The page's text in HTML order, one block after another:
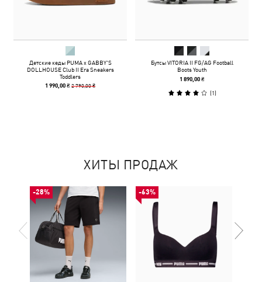
Детские кеды PUMA x GABBY'S
DOLLHOUSE Club II Era Sneakers
Toddlers
1 990,00 ₴2 790,00 ₴
Бутсы VITORIA II FG/AG Football
Boots Youth
1 890,00 ₴
(1)
ХИТЫ ПРОДАЖ
-28% -63%